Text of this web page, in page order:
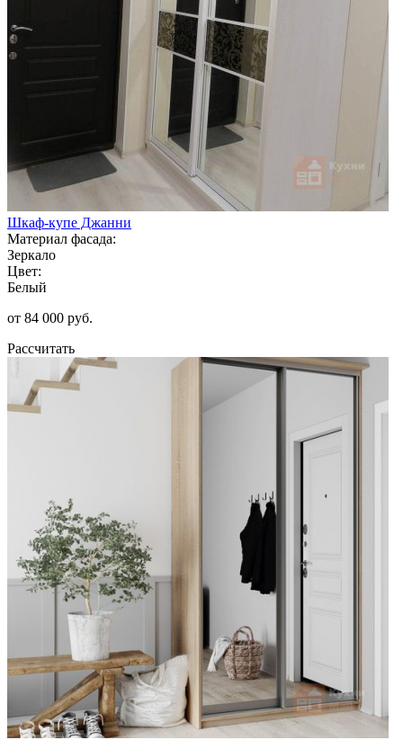
Шкаф-купе Джанни
Материал фасада:
Зеркало
Цвет:
Белый
от 84 000 руб.
Рассчитать